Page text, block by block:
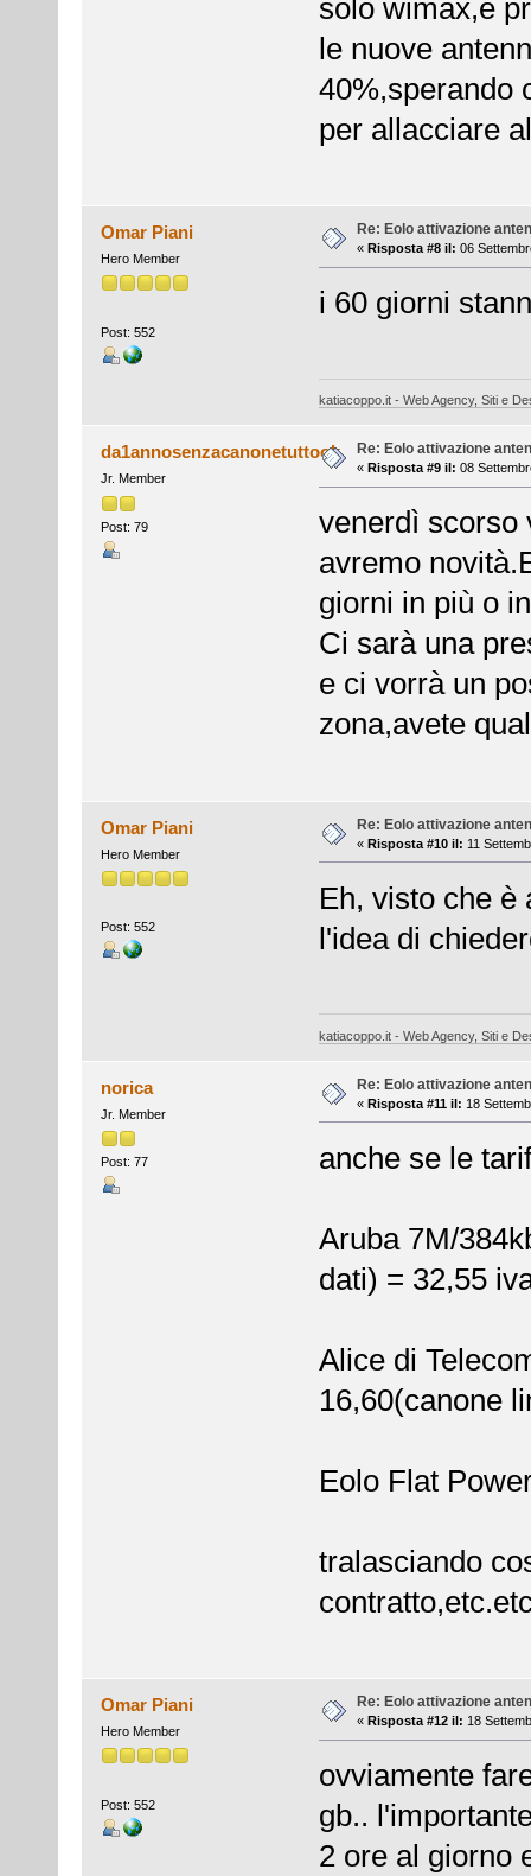
solo wimax,e
le nuove
40%,sperando
per allacciare
Omar Piani
Hero Member
Post: 552
Re: Eolo attivazione
« Risposta #8 il: 06
i 60 giorni
katiacoppo.it - Web Agency, Siti e
da1annosenzacanonetuttook
Jr. Member
Post: 79
Re: Eolo attivazione
« Risposta #9 il: 08
venerdì scorso
avremo
giorni in più o
Ci sarà una
e ci vorrà un
zona,avete
Omar Piani
Hero Member
Post: 552
Re: Eolo attivazione
« Risposta #10 il: 11
Eh, visto che è
l'idea di
katiacoppo.it - Web Agency, Siti e
norica
Jr. Member
Post: 77
Re: Eolo attivazione
« Risposta #11 il: 18
anche se le
Aruba 7M/
dati) = 32,55
Alice di
16,60(canone
Eolo Flat
tralasciando
Omar Piani
Hero Member
Post: 552
Re: Eolo attivazione
« Risposta #12 il: 18
ovviamente
gb..
2 ore al giorno